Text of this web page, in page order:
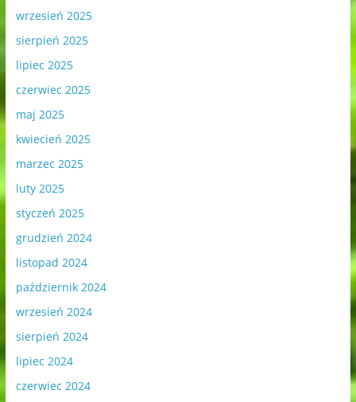
wrzesień 2025
sierpień 2025
lipiec 2025
czerwiec 2025
maj 2025
kwiecień 2025
marzec 2025
luty 2025
styczeń 2025
grudzień 2024
listopad 2024
październik 2024
wrzesień 2024
sierpień 2024
lipiec 2024
czerwiec 2024